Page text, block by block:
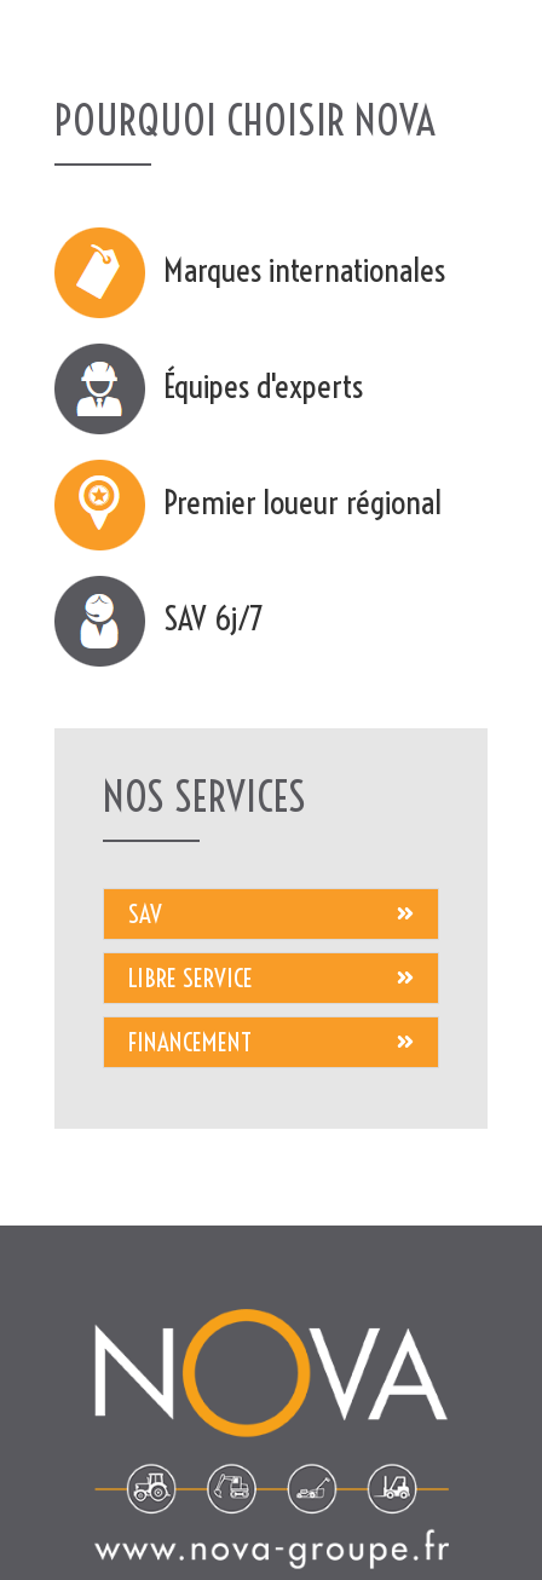
POURQUOI CHOISIR NOVA
Marques internationales
Équipes d'experts
Premier loueur régional
SAV 6j/7
NOS SERVICES
SAV
LIBRE SERVICE
FINANCEMENT